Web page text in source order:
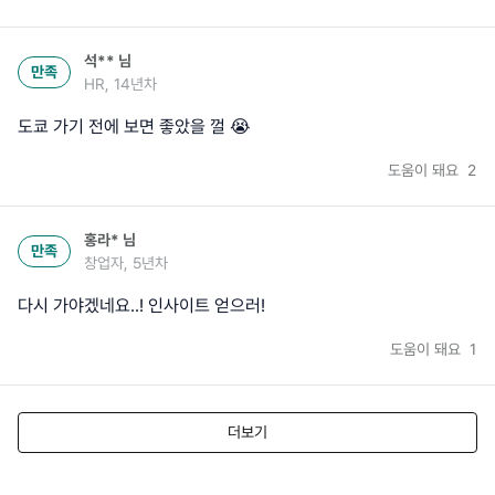
만족
석** 님
HR, 14년차
도쿄 가기 전에 보면 좋았을 껄 😭
도움이 돼요 2
만족
홍라* 님
창업자, 5년차
다시 가야겠네요..! 인사이트 얻으러!
도움이 돼요 1
더보기